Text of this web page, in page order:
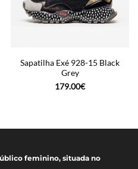
Sapatilha Exé 928-15 Black
Grey
179.00€
feminino, situada no